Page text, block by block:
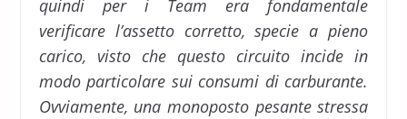
quindi per i Team era fondamentale
verificare l’assetto corretto, specie a pieno
carico, visto che questo circuito incide in
modo particolare sui consumi di carburante.
Ovviamente, una monoposto pesante stressa